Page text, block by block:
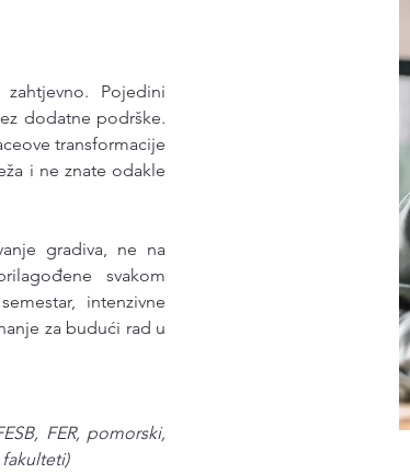
Pojedini
dodatne podrške.
transformacije
i ne znate odakle
gradiva, ne na
svakom
intenzivne
za budući rad u
FER, pomorski,